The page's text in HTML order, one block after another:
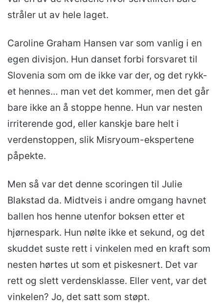
stråler ut av hele laget.
Caroline Graham Hansen var som vanlig i en
egen divisjon. Hun danset forbi forsvaret til
Slovenia som om de ikke var der, og det rykk-
et hennes… man vet det kommer, men det går
bare ikke an å stoppe henne. Hun var nesten
irriterende god, eller kanskje bare helt i
verdenstoppen, slik Misryoum-ekspertene
påpekte.
Men så var det denne scoringen til Julie
Blakstad da. Midtveis i andre omgang havnet
ballen hos henne utenfor boksen etter et
hjørnespark. Hun nølte ikke et sekund, og det
skuddet suste rett i vinkelen med en kraft som
nesten hørtes ut som et piskesnert. Det var
rett og slett verdensklasse. Eller vent, var det
vinkelen? Jo, det satt som støpt.